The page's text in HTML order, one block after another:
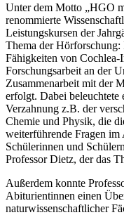
Unter dem Motto „HGO
renommierte
Leistungskursen der
Thema der
Fähigkeiten von
Forschungsarbeit an der
Zusammenarbeit mit der
erfolgt. Dabei beleuchtete
Verzahnung z.B. der
Chemie und Physik, die
weiterführende Fragen im
Schülerinnen und
Professor Dietz, der das
Außerdem konnte
Abiturientinnen einen
naturwissenschaftlicher